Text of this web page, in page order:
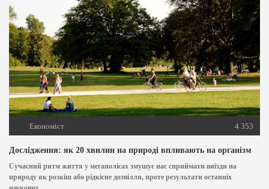
Економіст 4 353
Дослідження: як 20 хвилин на природі впливають на організм
Сучасний ритм життя у мегаполісах змушує нас сприймати виїзди на
природу як розкіш або рідкісне дозвілля, проте результати останніх